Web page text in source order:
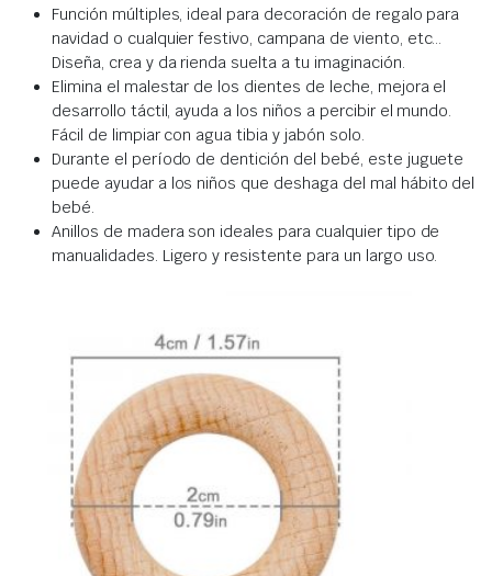
Función múltiples, ideal para decoración de regalo para
navidad o cualquier festivo, campana de viento, etc…
Diseña, crea y da rienda suelta a tu imaginación.
Elimina el malestar de los dientes de leche, mejora el
desarrollo táctil, ayuda a los niños a percibir el mundo.
Fácil de limpiar con agua tibia y jabón solo.
Durante el período de dentición del bebé, este juguete
puede ayudar a los niños que deshaga del mal hábito del
bebé.
Anillos de madera son ideales para cualquier tipo de
manualidades. Ligero y resistente para un largo uso.